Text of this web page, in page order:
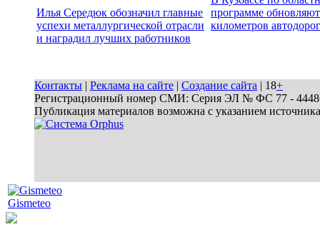
Илья Середюк обозначил главные
успехи металлургической отрасли
и наградил лучших работников
программе
километров автодорог
Контакты | Реклама на сайте | Создание сайта | 18+
Регистрационный номер СМИ: Серия ЭЛ № ФС 77 - 44486
Публикация материалов возможна с указанием
Gismeteo